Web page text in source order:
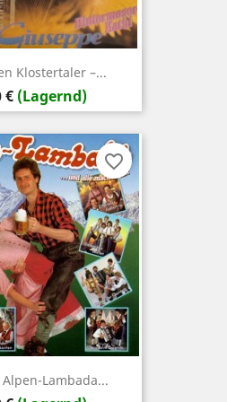
Klostertaler –...
€ (Lagernd)
Lambada...
favorite_border